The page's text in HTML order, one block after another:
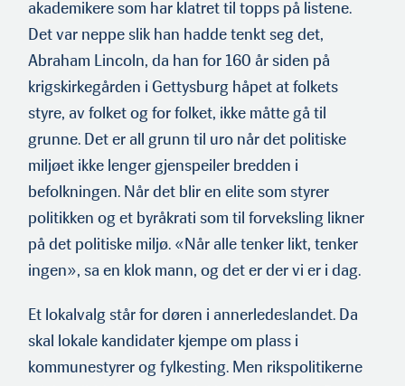
akademikere som har klatret til topps på listene.
Det var neppe slik han hadde tenkt seg det,
Abraham Lincoln, da han for 160 år siden på
krigskirkegården i Gettysburg håpet at folkets
styre, av folket og for folket, ikke måtte gå til
grunne. Det er all grunn til uro når det politiske
miljøet ikke lenger gjenspeiler bredden i
befolkningen. Når det blir en elite som styrer
politikken og et byråkrati som til forveksling likner
på det politiske miljø. «Når alle tenker likt, tenker
ingen», sa en klok mann, og det er der vi er i dag.
Et lokalvalg står for døren i annerledeslandet. Da
skal lokale kandidater kjempe om plass i
kommunestyrer og fylkesting. Men rikspolitikerne